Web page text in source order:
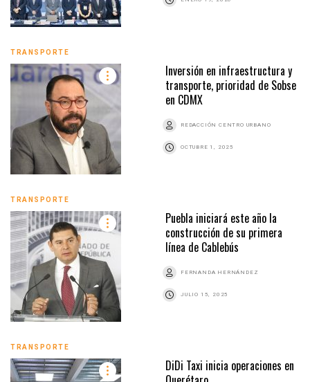
TRANSPORTE
Inversión en infraestructura y
transporte, prioridad de Sobse
en CDMX
REDACCIÓN CENTRO URBANO
OCTUBRE 1, 2025
TRANSPORTE
Puebla iniciará este año la
construcción de su primera
línea de Cablebús
FERNANDA HERNÁNDEZ
JULIO 15, 2025
TRANSPORTE
DiDi Taxi inicia operaciones en